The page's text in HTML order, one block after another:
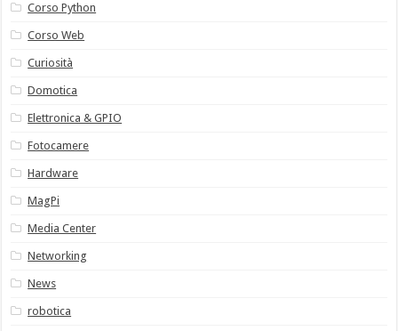
Corso Python
Corso Web
Curiosità
Domotica
Elettronica & GPIO
Fotocamere
Hardware
MagPi
Media Center
Networking
News
robotica